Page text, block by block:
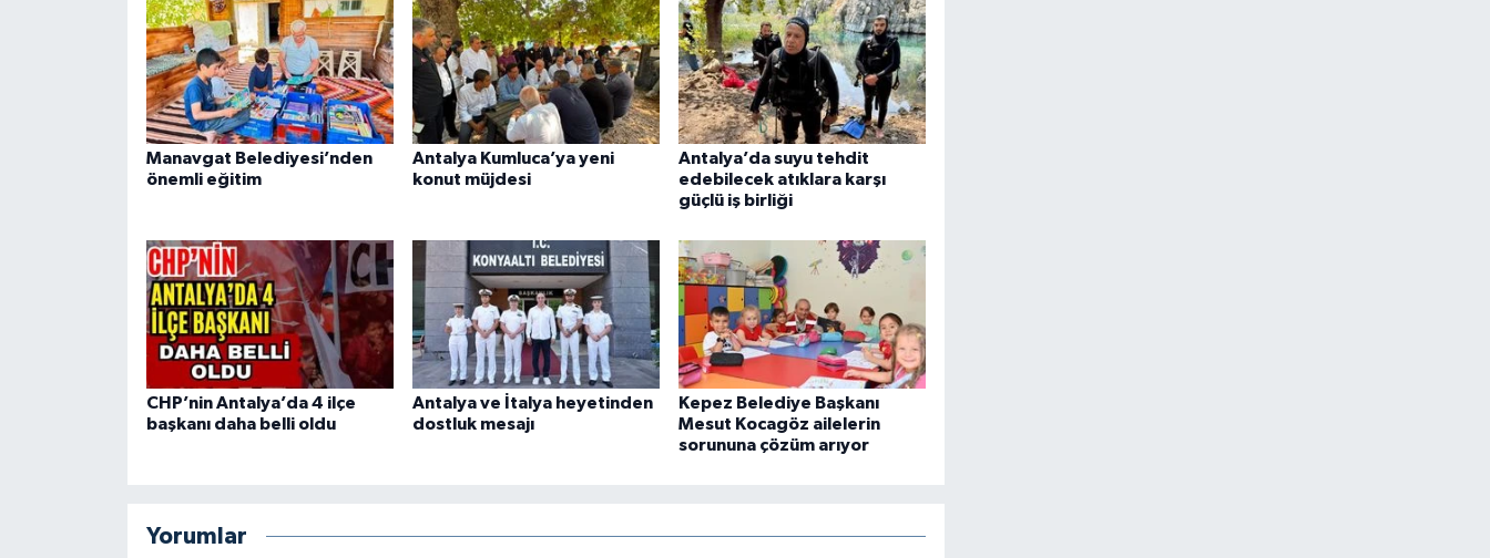
Manavgat Belediyesi’nden
önemli eğitim
Antalya Kumluca’ya yeni
konut müjdesi
Antalya’da suyu tehdit
edebilecek atıklara karşı
güçlü iş birliği
CHP’nin Antalya’da 4 ilçe
başkanı daha belli oldu
Antalya ve İtalya heyetinden
dostluk mesajı
Kepez Belediye Başkanı
Mesut Kocagöz ailelerin
sorununa çözüm arıyor
Yorumlar